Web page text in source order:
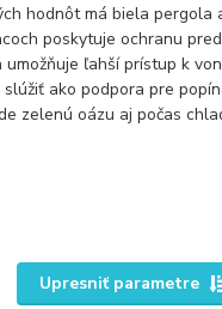
hodnôt má biela pergola
poskytuje ochranu
ľahší prístup k
slúžiť ako podpora pre
zelenú oázu aj počas
Upresniť parametre